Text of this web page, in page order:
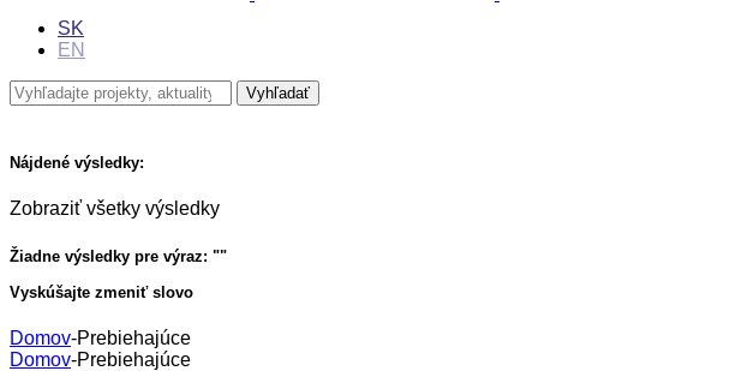
SK
EN
Nájdené výsledky:
Zobraziť všetky výsledky
Žiadne výsledky pre výraz: ""
Vyskúšajte zmeniť slovo
Domov-Prebiehajúce
Domov-Prebiehajúce